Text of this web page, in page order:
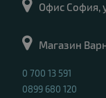
Офис София,
Магазин
0 700 13 591
0899 680 120